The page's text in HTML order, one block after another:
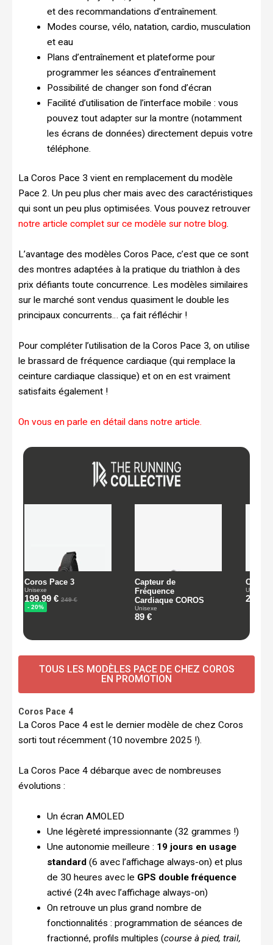
et des recommandations d’entraînement.
Modes course, vélo, natation, cardio, musculation
et eau
Plans d’entraînement et plateforme pour
programmer les séances d’entraînement
Possibilité de changer son fond d’écran
Facilité d’utilisation de l’interface mobile : vous
pouvez tout adapter sur la montre (notamment
les écrans de données) directement depuis votre
téléphone.
La Coros Pace 3 vient en remplacement du modèle
Pace 2. Un peu plus cher mais avec des caractéristiques
qui sont un peu plus optimisées. Vous pouvez retrouver
notre article complet sur ce modèle sur notre blog.
L’avantage des modèles Coros Pace, c’est que ce sont
des montres adaptées à la pratique du triathlon à des
prix défiants toute concurrence. Les modèles similaires
sur le marché sont vendus quasiment le double les
principaux concurrents… ça fait réfléchir !
Pour compléter l’utilisation de la Coros Pace 3, on utilise
le brassard de fréquence cardiaque (qui remplace la
ceinture cardiaque classique) et on en est vraiment
satisfaits également !
On vous en parle en détail dans notre article.
TOUS LES MODÈLES PACE DE CHEZ COROS
EN PROMOTION
Coros Pace 4
La Coros Pace 4 est le dernier modèle de chez Coros
sorti tout récemment (10 novembre 2025 !).
La Coros Pace 4 débarque avec de nombreuses
évolutions :
Un écran AMOLED
Une légèreté impressionnante (32 grammes !)
Une autonomie meilleure : 19 jours en usage
standard (6 avec l’affichage always-on) et plus
de 30 heures avec le GPS double fréquence
activé (24h avec l’affichage always-on)
On retrouve un plus grand nombre de
fonctionnalités : programmation de séances de
fractionné, profils multiples (course à pied, trail,